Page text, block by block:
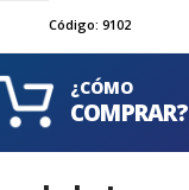
Código:9102
¿CÓMO
COMPRAR?